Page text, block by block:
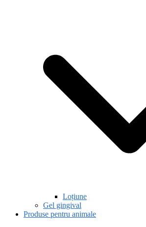
Loțiune
Gel gingival
Produse pentru animale